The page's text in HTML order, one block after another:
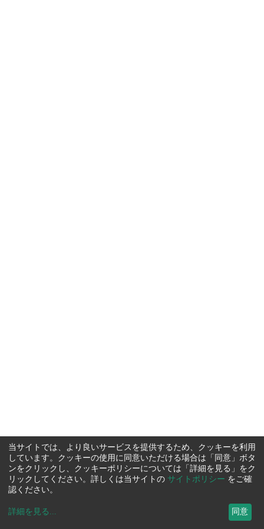
当サイトでは、より良いサービスを提供するため、クッキーを利用
しています。クッキーの使用に同意いただける場合は「同意」ボタ
ンをクリックし、クッキーポリシーについては「詳細を見る」をク
リックしてください。詳しくは当サイトの サイトポリシー をご確
認ください。
詳細を見る ... 同意